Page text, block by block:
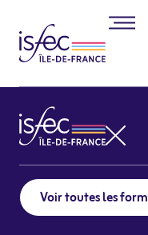
Voir toutes les